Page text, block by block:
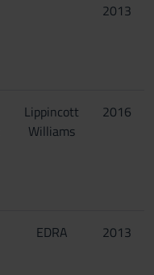
2013
Lippincott
Williams
2016
EDRA 2013